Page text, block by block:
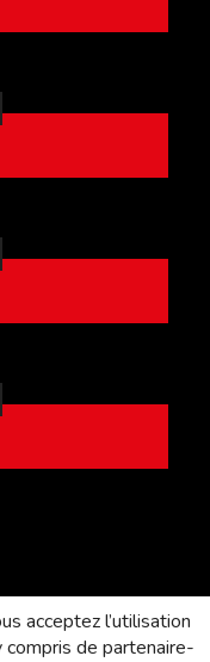
acceptez l’utilisation
de partenaire-